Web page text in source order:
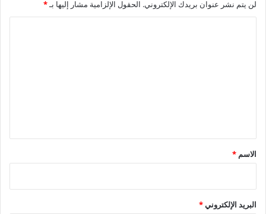
لن يتم نشر عنوان بريدك الإلكتروني. الحقول الإلزامية مشار إليها بـ*
*
الاسم *
البريد الإلكتروني*